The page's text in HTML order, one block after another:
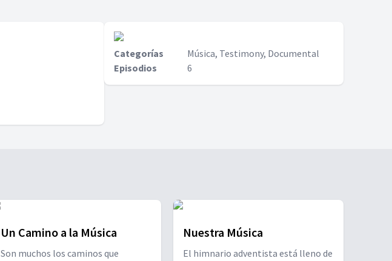
Categorías
Música, Testimony, Documental
Episodios
6
Un Camino a la Música
Son muchos los caminos que
Nuestra Música
El himnario adventista está lleno de